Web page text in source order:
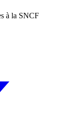
à la SNCF